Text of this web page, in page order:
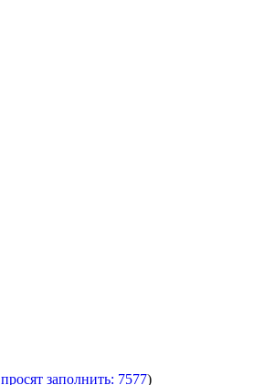
просят заполнить: 7577)